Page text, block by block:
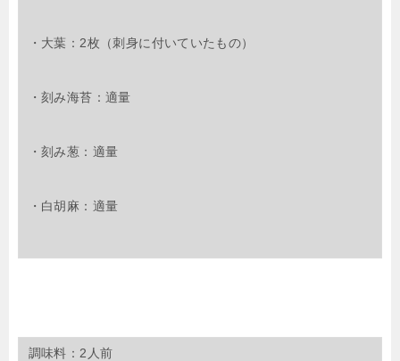
・大葉：2枚（刺身に付いていたもの）
・刻み海苔：適量
・刻み葱：適量
・白胡麻：適量
調味料：2人前